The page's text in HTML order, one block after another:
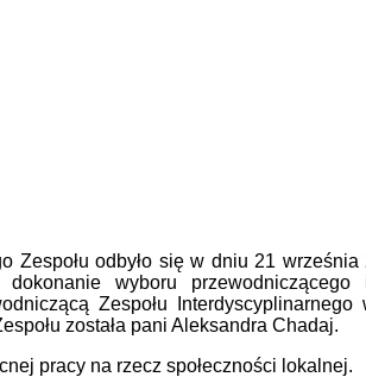
Zespołu odbyło się w dniu 21
dokonanie wyboru
Zespołu
została pani Aleksandra Chadaj.
pracy na rzecz społeczności lokalnej.